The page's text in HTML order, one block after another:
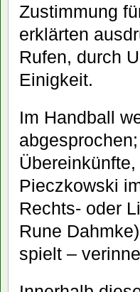
Zustimmung
erklärten
Rufen, durch
Einigkeit.
Im Handball
Pieczkowski
Rechts- oder
Rune
spielt –